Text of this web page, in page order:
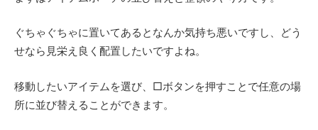
ぐちゃぐちゃに置いてあるとなんか気持ち悪いですし、どう
せなら見栄え良く配置したいですよね。
移動したいアイテムを選び、□ボタンを押すことで任意の場
所に並び替えることができます。